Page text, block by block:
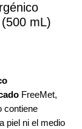
mL)
FreeMet,
contiene
piel ni el medio